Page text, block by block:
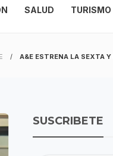
SALUD TURISMO
A&E ESTRENA LA SEXTA
SUSCRIBETE